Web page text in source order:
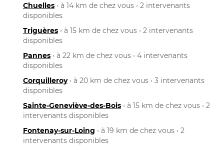
Chuelles • à 14 km de chez vous • 2 intervenants
disponibles
Triguères • à 15 km de chez vous • 2 intervenants
disponibles
Pannes • à 22 km de chez vous • 4 intervenants
disponibles
Corquilleroy• à 20 km de chez vous • 3 intervenants
disponibles
Sainte-Geneviève-des-Bois • à 15 km de chez vous • 2
intervenants disponibles
Fontenay-sur-Loing • à 19 km de chez vous • 2
intervenants disponibles